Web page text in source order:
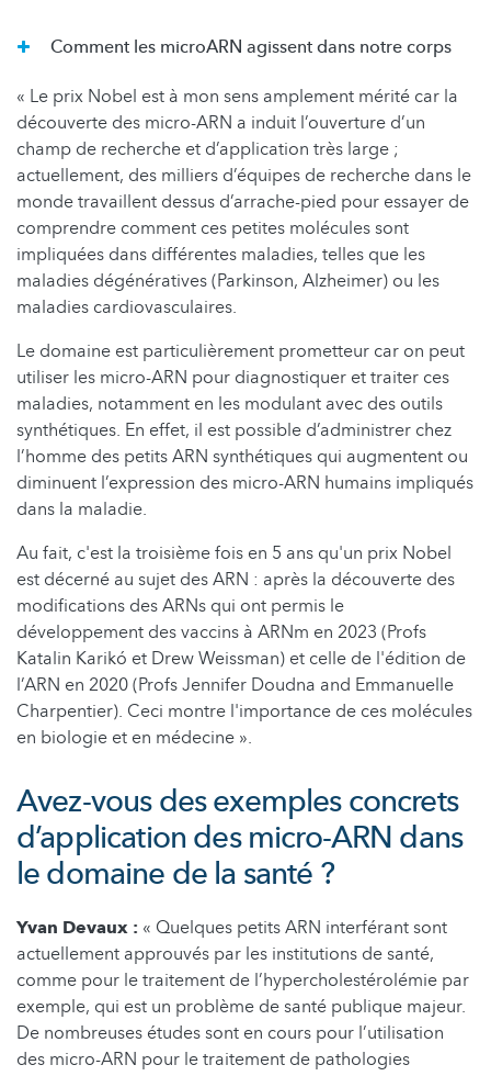
Comment les microARN agissent dans notre corps
« Le prix Nobel est à mon sens amplement mérité car la
découverte des micro-ARN a induit l’ouverture d’un
champ de recherche et d’application très large ;
actuellement, des milliers d’équipes de recherche dans le
monde travaillent dessus d’arrache-pied pour essayer de
comprendre comment ces petites molécules sont
impliquées dans différentes maladies, telles que les
maladies dégénératives (Parkinson, Alzheimer) ou les
maladies cardiovasculaires.
Le domaine est particulièrement prometteur car on peut
utiliser les micro-ARN pour diagnostiquer et traiter ces
maladies, notamment en les modulant avec des outils
synthétiques. En effet, il est possible d’administrer chez
l’homme des petits ARN synthétiques qui augmentent ou
diminuent l’expression des micro-ARN humains impliqués
dans la maladie.
Au fait, c'est la troisième fois en 5 ans qu'un prix Nobel
est décerné au sujet des ARN : après la découverte des
modifications des ARNs qui ont permis le
développement des vaccins à ARNm en 2023 (Profs
Katalin Karikó et Drew Weissman) et celle de l'édition de
l’ARN en 2020 (Profs Jennifer Doudna and Emmanuelle
Charpentier). Ceci montre l'importance de ces molécules
en biologie et en médecine ».
Avez-vous des exemples concrets
d’application des micro-ARN dans
le domaine de la santé ?
Yvan Devaux : « Quelques petits ARN interférant sont
actuellement approuvés par les institutions de santé,
comme pour le traitement de l’hypercholestérolémie par
exemple, qui est un problème de santé publique majeur.
De nombreuses études sont en cours pour l’utilisation
des micro-ARN pour le traitement de pathologies